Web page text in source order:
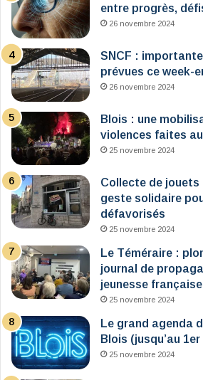
entre progrès,
26 novembre 2024
SNCF :
prévues ce week-
26 novembre 2024
Blois : une
violences faites
25 novembre 2024
Collecte de jouets
geste solidaire
défavorisés
25 novembre 2024
Le Téméraire :
journal de
jeunesse française
25 novembre 2024
Le grand agenda
Blois (jusqu’au
25 novembre 2024